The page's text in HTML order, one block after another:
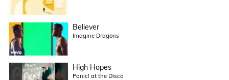
Believer
Imagine Dragons
High Hopes
Panic! at the Disco